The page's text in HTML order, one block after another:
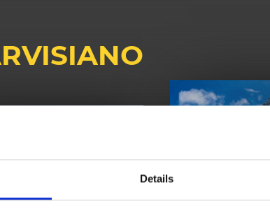
Details